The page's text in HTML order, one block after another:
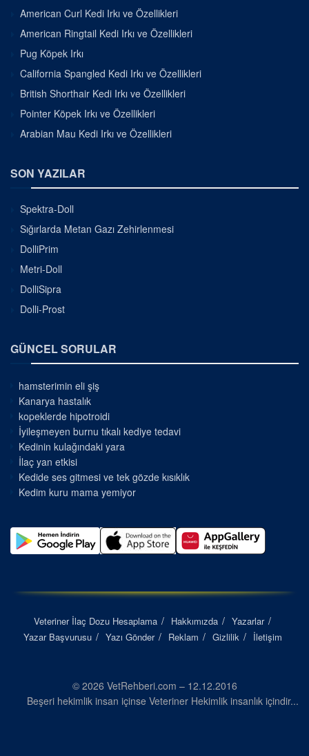
American Curl Kedi Irkı ve Özellikleri
American Ringtail Kedi Irkı ve Özellikleri
Pug Köpek Irkı
California Spangled Kedi Irkı ve Özellikleri
British Shorthair Kedi Irkı ve Özellikleri
Pointer Köpek Irkı ve Özellikleri
Arabian Mau Kedi Irkı ve Özellikleri
SON YAZILAR
Spektra-Doll
Sığırlarda Metan Gazı Zehirlenmesi
DolliPrim
Metri-Doll
DolliSipra
Dolli-Prost
GÜNCEL SORULAR
hamsterimin eli şiş
Kanarya hastalık
kopeklerde hipotroidi
İyileşmeyen burnu tıkalı kediye tedavi
Kedinin kulağındaki yara
İlaç yan etkisi
Kedide ses gitmesi ve tek gözde kısıklık
Kedim kuru mama yemiyor
Veteriner İlaç Dozu Hesaplama Hakkımızda
Yazarlar
Yazar Başvurusu
Yazı Gönder Reklam Gizlilik İletişim
© 2026 VetRehberi.com – 12.12.2016
Beşeri hekimlik insan içinse Veteriner Hekimlik insanlık içindir...